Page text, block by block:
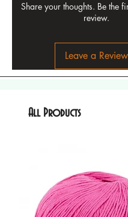
Share your thoughts. Be the
review.
Leave a Review
All Products